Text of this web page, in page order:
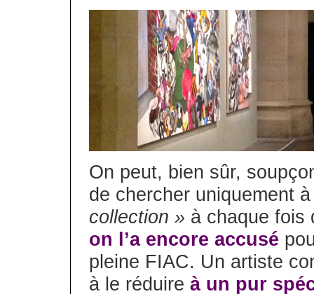
On peut, bien sûr,
de chercher uniquement
collection » à chaque fois
on l’a encore accusé
pleine FIAC. Un artiste
à le réduire à un pur